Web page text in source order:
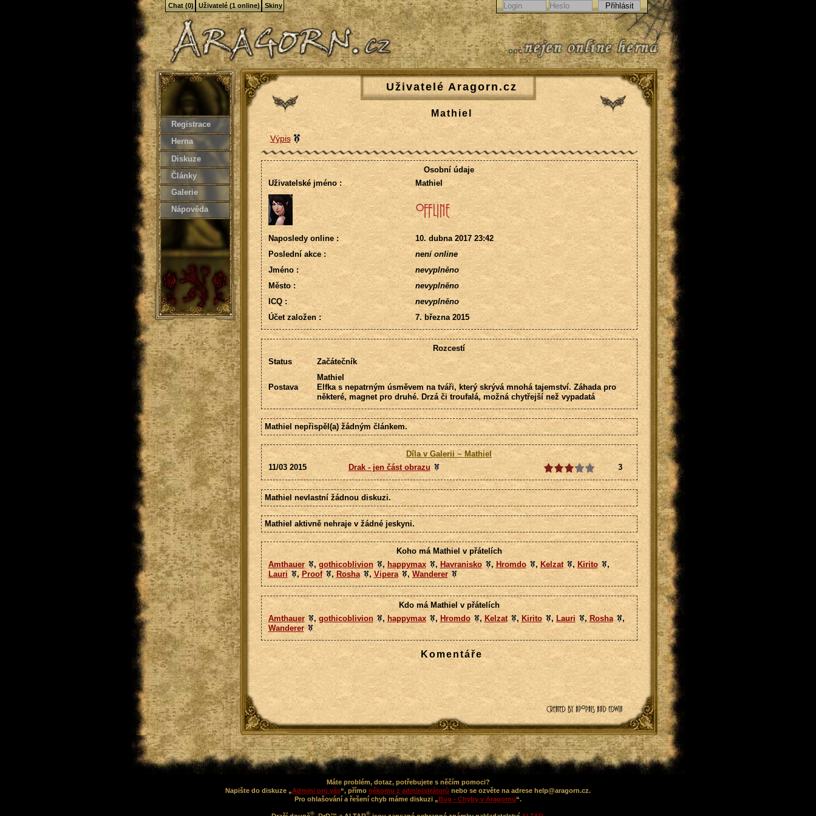
Registrace
Herna
Diskuze
Články
Galerie
Nápověda
Uživatelé Aragorn.cz
Mathiel
Výpis
Osobní údaje
Uživatelské jméno :
Mathiel
Naposledy online :
10. dubna 2017 23:42
Poslední akce :
není online
Jméno :
nevyplněno
Město :
nevyplněno
ICQ :
nevyplněno
Účet založen :
7. března 2015
Rozcestí
Status
Začátečník
Postava
Mathiel
Elfka s nepatrným úsměvem na tváři, který skrývá mnohá tajemství. Záhada pro
některé, magnet pro druhé. Drzá či troufalá, možná chytřejší než vypadatá
Mathiel nepřispěl(a) žádným článkem.
Díla v Galerii ~ Mathiel
11/03 2015
Drak - jen část obrazu 3
Mathiel nevlastní žádnou diskuzi.
Mathiel aktivně nehraje v žádné jeskyni.
Koho má Mathiel v přátelích
Amthauer
, gothicoblivion , happymax , Havranisko ,Hromdo , Kelzat , Kirito
,
Lauri
, Proof , Rosha , Vipera ,Wanderer
Kdo má Mathiel v přátelích
Amthauer
, gothicoblivion , happymax , Hromdo , Kelzat , Kirito , Lauri , Rosha
,
Wanderer
Komentáře
Máte problém, dotaz, potřebujete s něčím pomoci?
Napište do diskuze „Admini pro vás“, přímo někomu z administrátorů nebo se ozvěte na adrese help@aragorn.cz.
Pro ohlašování a řešení chyb máme diskuzi „Bug - Chyby v Aragornu“.
® ®
Chat (0) Uživatelé (1 online) Skiny